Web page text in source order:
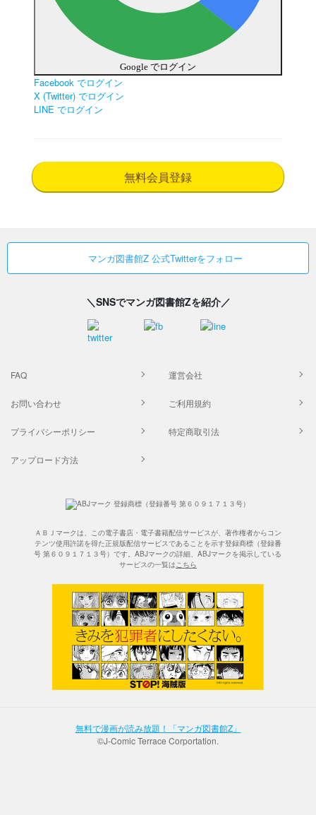
Google でログイン
Facebook でログイン
X (Twitter) でログイン
LINE でログイン
無料会員登録
マンガ図書館Z 公式Twitterをフォロー
＼SNSでマンガ図書館Zを紹介／
FAQ 運営会社
お問い合わせ ご利用規約
プライバシーポリシー 特定商取引法
アップロード方法
ＡＢＪマークは、この電子書店・電子書籍配信サービスが、著作権者からコン
テンツ使用許諾を得た正規版配信サービスであることを示す登録商標（登録番
号 第６０９１７１３号）です。ABJマークの詳細、ABJマークを掲示している
サービスの一覧はこちら
無料で漫画が読み放題！「マンガ図書館Z」
©J-Comic Terrace Corportation.